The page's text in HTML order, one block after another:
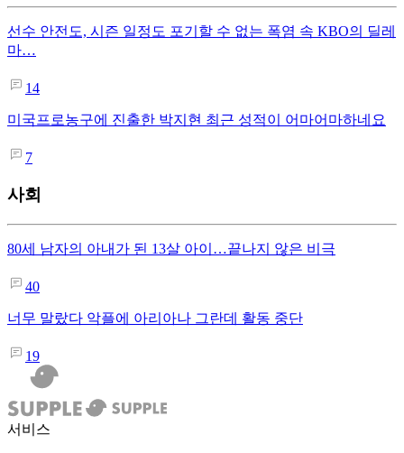
선수 안전도, 시즌 일정도 포기할 수 없는 폭염 속 KBO의 딜레
마…
14
미국프로농구에 진출한 박지현 최근 성적이 어마어마하네요
7
사회
80세 남자의 아내가 된 13살 아이…끝나지 않은 비극
40
너무 말랐다 악플에 아리아나 그란데 활동 중단
19
서비스